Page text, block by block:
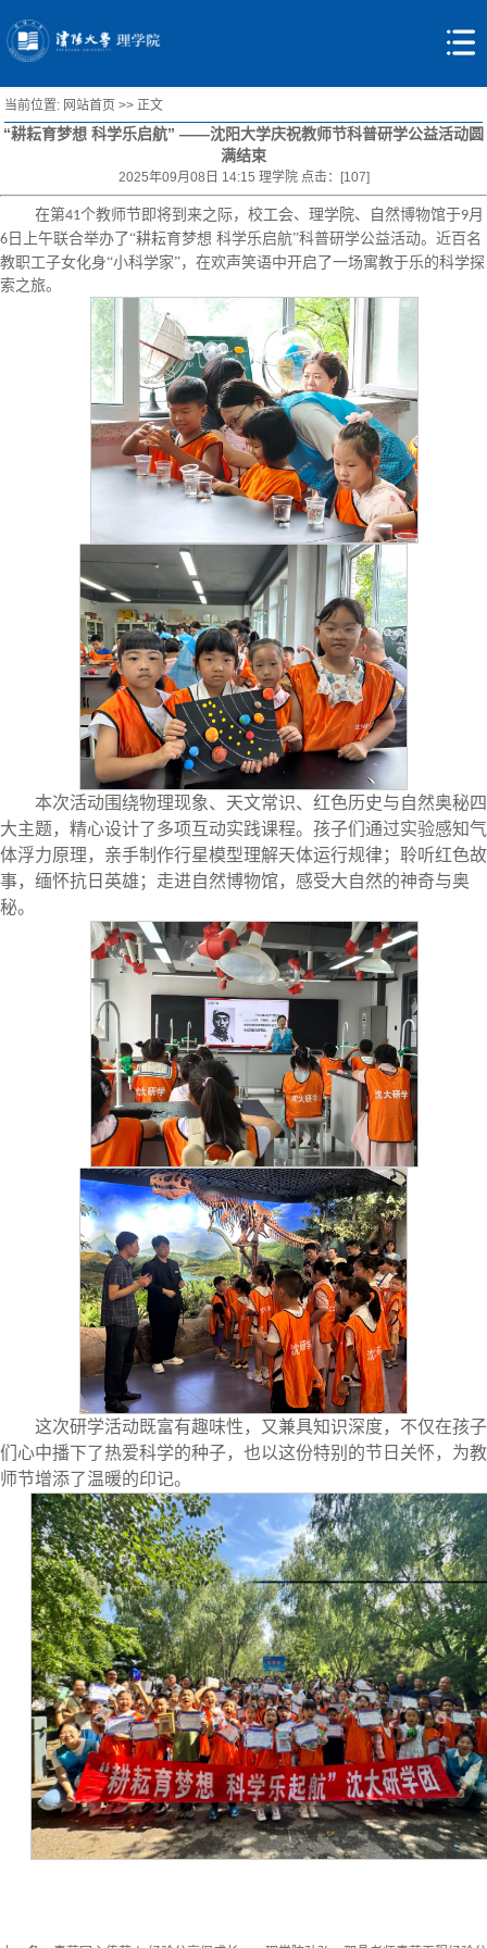
当前位置: 网站首页 >> 正文
“耕耘育梦想 科学乐启航” ——沈阳大学庆祝教师节科普研学公益活动圆
满结束
2025年09月08日 14:15 理学院 点击：[107]
在第41个教师节即将到来之际，校工会、理学院、自然博物馆于9月
6 日上午联合举办了“耕耘育梦想 科学乐启航”科普研学公益活动。近百名
教职工子女化身“小科学家”，在欢声笑语中开启了一场寓教于乐的科学探
索之旅。
本次活动围绕物理现象、天文常识、红色历史与自然奥秘四
大主题，精心设计了多项互动实践课程。孩子们通过实验感知气
体浮力原理，亲手制作行星模型理解天体运行规律；聆听红色故
事，缅怀抗日英雄；走进自然博物馆，感受大自然的神奇与奥
秘。
这次研学活动既富有趣味性，又兼具知识深度，不仅在孩子
们心中播下了热爱科学的种子，也以这份特别的节日关怀，为教
师节增添了温暖的印记。